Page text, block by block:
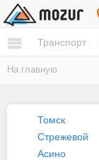
Транспорт
На главную
Томск
Стрежевой
Асино